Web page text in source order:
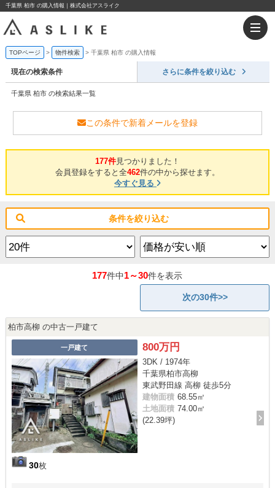
千葉県 柏市 の購入情報｜株式会社アスライク
TOPページ 物件検索 千葉県 柏市 の購入情報
現在の検索条件 さらに条件を絞り込む
千葉県 柏市 の検索結果一覧
この条件で新着メールを登録
177件見つかりました！
会員登録をすると全462件の中から探せます。
今すぐ見る
条件を絞り込む
177件中1～30件を表示
次の30件>>
柏市高柳 の中古一戸建て
一戸建て
30枚
800万円
3DK / 1974年
千葉県柏市高柳
東武野田線 高柳 徒歩5分
建物面積 68.55㎡
土地面積 74.00㎡
(22.39坪)